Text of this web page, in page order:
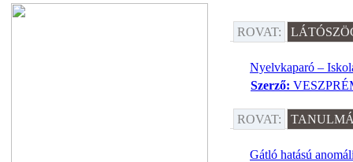
ROVAT:
Nyelvkaparó –
Szerző:
ROVAT:
Gátló hatású